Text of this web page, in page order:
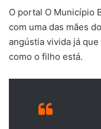
O portal O Município
com uma das mães
angústia vivida já
como o filho está.